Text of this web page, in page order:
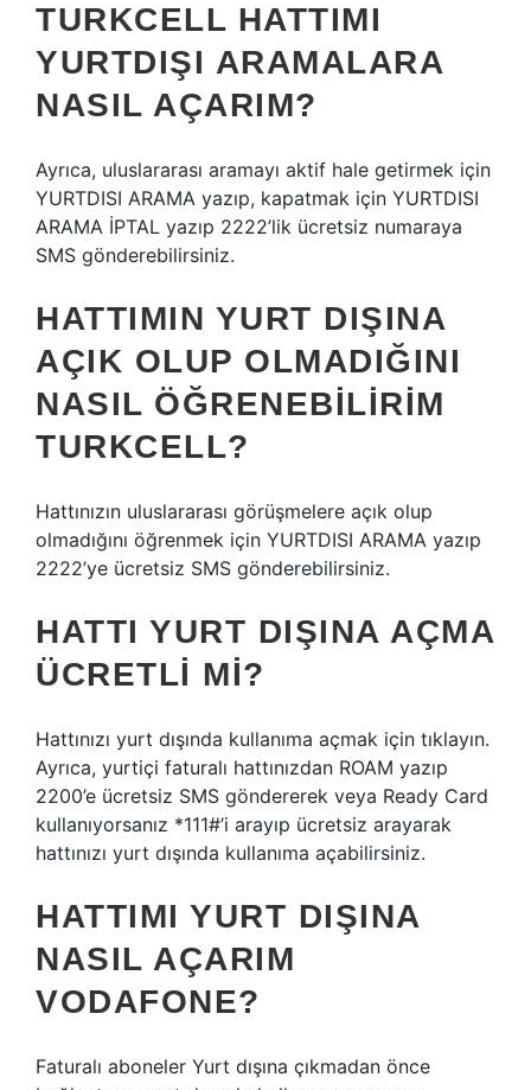
TURKCELL HATTIMI
YURTDIŞI ARAMALARA
NASIL AÇARIM?
Ayrıca, uluslararası aramayı aktif hale getirmek için
YURTDISI ARAMA yazıp, kapatmak için YURTDISI
ARAMA İPTAL yazıp 2222’lik ücretsiz numaraya
SMS gönderebilirsiniz.
HATTIMIN YURT DIŞINA
AÇIK OLUP OLMADIĞINI
NASIL ÖĞRENEBILIRIM
TURKCELL?
Hattınızın uluslararası görüşmelere açık olup
olmadığını öğrenmek için YURTDISI ARAMA yazıp
2222’ye ücretsiz SMS gönderebilirsiniz.
HATTI YURT DIŞINA AÇMA
ÜCRETLI MI?
Hattınızı yurt dışında kullanıma açmak için tıklayın.
Ayrıca, yurtiçi faturalı hattınızdan ROAM yazıp
2200’e ücretsiz SMS göndererek veya Ready Card
kullanıyorsanız *111#’i arayıp ücretsiz arayarak
hattınızı yurt dışında kullanıma açabilirsiniz.
HATTIMI YURT DIŞINA
NASIL AÇARIM
VODAFONE?
Faturalı aboneler Yurt dışına çıkmadan önce